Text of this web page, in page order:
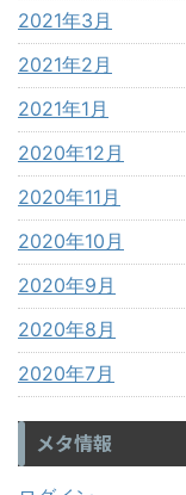
2021年3月
2021年2月
2021年1月
2020年12月
2020年11月
2020年10月
2020年9月
2020年8月
2020年7月
メタ情報